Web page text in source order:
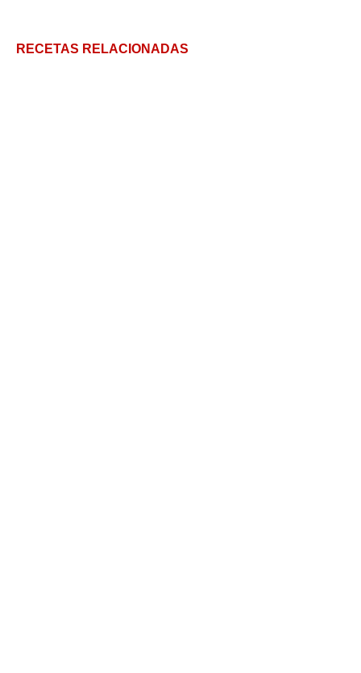
RECETAS RELACIONADAS